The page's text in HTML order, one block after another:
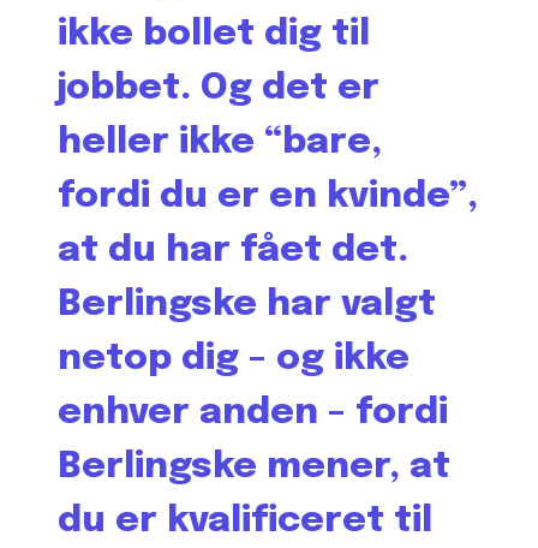
ikke bollet dig til
jobbet. Og det er
heller ikke “bare,
fordi du er en kvinde”,
at du har fået det.
Berlingske har valgt
netop dig – og ikke
enhver anden – fordi
Berlingske mener, at
du er kvalificeret til